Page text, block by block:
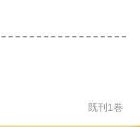
既刊 1巻